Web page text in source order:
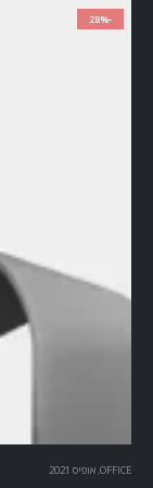
-28%
OFFICE
, אופיס 2021